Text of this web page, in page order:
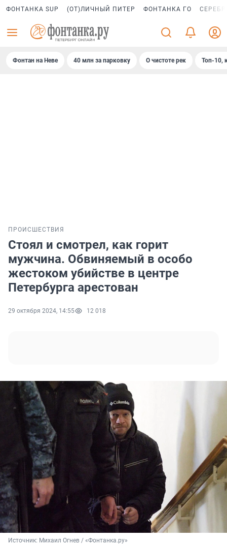
ФОНТАНКА SUP (ОТ)ЛИЧНЫЙ ПИТЕР ФОНТАНКА ГО
Фонтан на Неве 40 млн за парковку О чистоте рек Топ-10,
ПРОИСШЕСТВИЯ
Стоял и смотрел, как горит
мужчина. Обвиняемый в особо
жестоком убийстве в центре
Петербурга арестован
29 октября 2024, 14:55 12 018
Источник: Михаил Огнев / «Фонтанка.ру»